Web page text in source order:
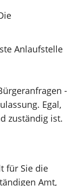
Anlaufstelle
-
Egal,
zuständig ist.
für Sie die
Amt,